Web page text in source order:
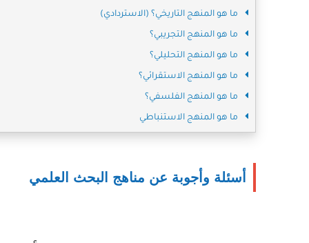
ما هو المنهج التاريخي؟ (الاستردادي)
ما هو المنهج التجريبي؟
ما هو المنهج التحليلي؟
ما هو المنهج الاستقرائي؟
ما هو المنهج الفلسفي؟
ما هو المنهج الاستنباطي
أسئلة وأجوبة عن مناهج البحث العلمي